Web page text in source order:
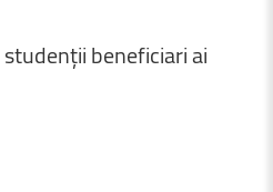
studențiibeneficiariai